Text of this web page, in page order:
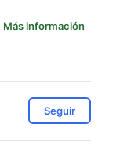
Más información
Seguir